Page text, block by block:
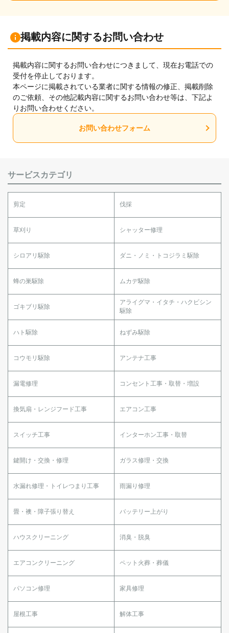
掲載内容に関するお問い合わせ
掲載内容に関するお問い合わせにつきまして、現在お電話での
受付を停止しております。
本ページに掲載されている業者に関する情報の修正、掲載削除
のご依頼、その他記載内容に関するお問い合わせ等は、下記よ
りお問い合わせください。
お問い合わせフォーム
サービスカテゴリ
剪定 伐採
草刈り シャッター修理
シロアリ駆除 ダニ・ノミ・トコジラミ駆除
蜂の巣駆除 ムカデ駆除
ゴキブリ駆除
アライグマ・イタチ・ハクビシン
駆除
ハト駆除 ねずみ駆除
コウモリ駆除 アンテナ工事
漏電修理 コンセント工事・取替・増設
換気扇・レンジフード工事 エアコン工事
スイッチ工事 インターホン工事・取替
鍵開け・交換・修理 ガラス修理・交換
水漏れ修理・トイレつまり工事 雨漏り修理
畳・襖・障子張り替え バッテリー上がり
ハウスクリーニング 消臭・脱臭
エアコンクリーニング ペット火葬・葬儀
パソコン修理 家具修理
屋根工事 解体工事